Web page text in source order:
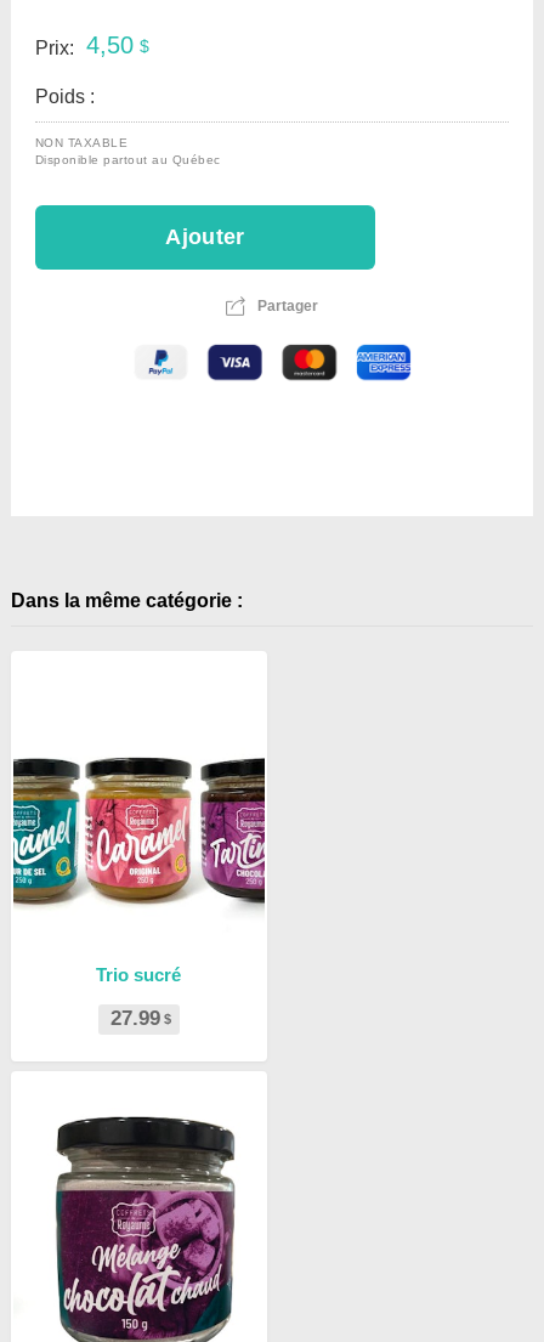
Prix: 4,50 $
Poids :
NON TAXABLE
Disponible partout au Québec
 Partager
Dans la même catégorie :
Trio sucré
27.99 $